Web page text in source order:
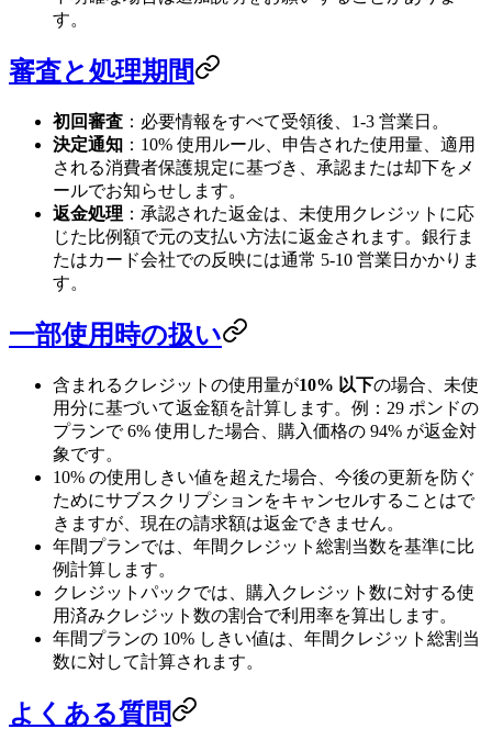
す。
審査と処理期間
初回審査 ：必要情報をすべて受領後、1-3 営業日。
決定通知 ：10% 使用ルール、申告された使用量、適用
される消費者保護規定に基づき、承認または却下をメ
ールでお知らせします。
返金処理 ：承認された返金は、未使用クレジットに応
じた比例額で元の支払い方法に返金されます。銀行ま
たはカード会社での反映には通常 5-10 営業日かかりま
す。
一部使用時の扱い
含まれるクレジットの使用量が10% 以下の場合、未使
用分に基づいて返金額を計算します。例：29 ポンドの
プランで 6% 使用した場合、購入価格の 94% が返金対
象です。
10% の使用しきい値を超えた場合、今後の更新を防ぐ
ためにサブスクリプションをキャンセルすることはで
きますが、現在の請求額は返金できません。
年間プランでは、年間クレジット総割当数を基準に比
例計算します。
クレジットパックでは、購入クレジット数に対する使
用済みクレジット数の割合で利用率を算出します。
年間プランの 10% しきい値は、年間クレジット総割当
数に対して計算されます。
よくある質問